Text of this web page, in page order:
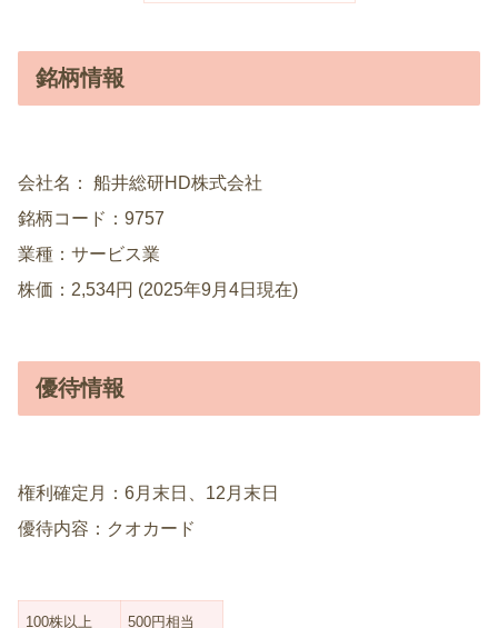
銘柄情報
会社名： 船井総研HD株式会社
銘柄コード：9757
業種：サービス業
株価：2,534円 (2025年9月4日現在)
優待情報
権利確定月：6月末日、12月末日
優待内容：クオカード
100株以上 500円相当